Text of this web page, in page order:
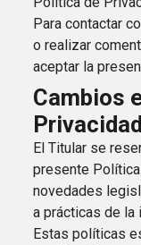
Para contactar
o realizar
aceptar la
Cambios
Privacidad
El Titular se
presente
novedades
a prácticas de la
Estas políticas